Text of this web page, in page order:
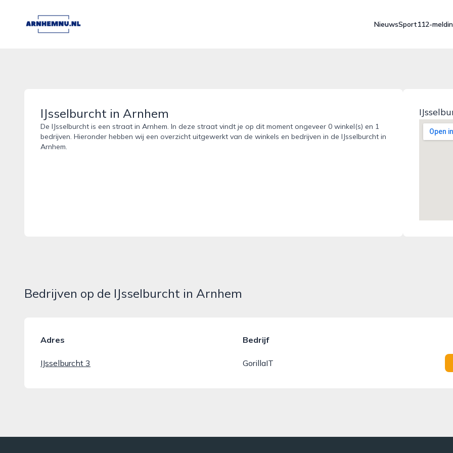
arnhemnu.nl
NieuwsSport112-
IJsselburcht in Arnhem
De IJsselburcht is een straat in Arnhem. In deze straat vindt je op dit moment ongeveer 0 winkel(s) en 1
bedrijven. Hieronder hebben wij een overzicht uitgewerkt van de winkels en bedrijven in de IJsselburcht in
Arnhem.
Bedrijven op de IJsselburcht in Arnhem
Adres Bedrijf
IJsselburcht 3 GorillaIT